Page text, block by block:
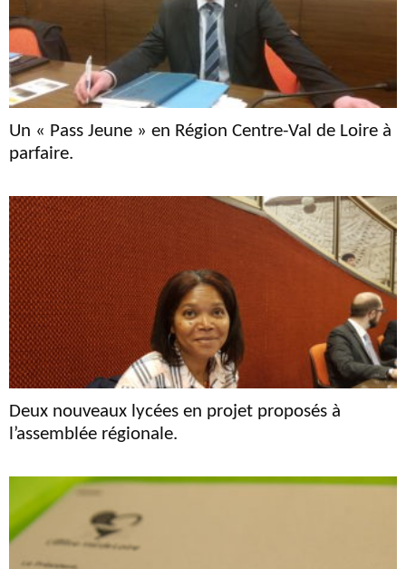
Un « Pass Jeune » en Région Centre-Val de Loire à
parfaire.
Deux nouveaux lycées en projet proposés à
l’assemblée régionale.